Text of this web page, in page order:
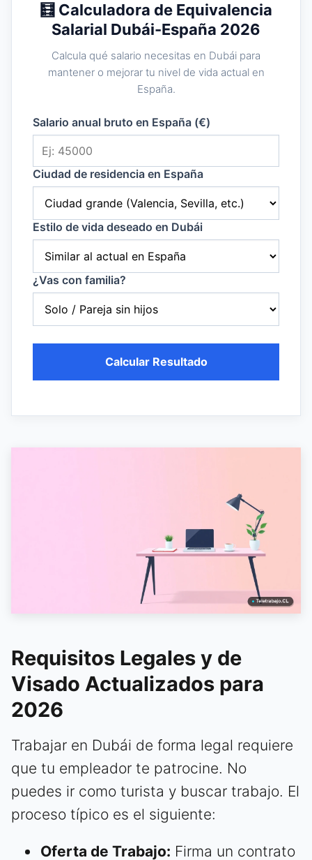
🧮 Calculadora de Equivalencia
Salarial Dubái-España 2026
Calcula qué salario necesitas en Dubái para
mantener o mejorar tu nivel de vida actual en
España.
Salario anual bruto en España (€)
Ciudad de residencia en España
Estilo de vida deseado en Dubái
¿Vas con familia?
Calcular Resultado
Requisitos Legales y de
Visado Actualizados para
2026
Trabajar en Dubái de forma legal requiere
que tu empleador te patrocine. No
puedes ir como turista y buscar trabajo. El
proceso típico es el siguiente:
Oferta de Trabajo: Firma un contrato